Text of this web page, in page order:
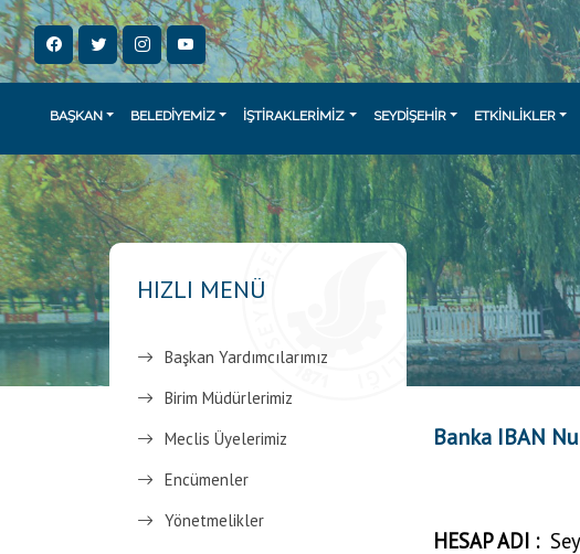
BAŞKAN BELEDİYEMİZ İŞTİRAKLERİMİZ SEYDİŞEHİR ETKINLIKLER
HIZLI MENÜ
Başkan Yardımcılarımız
Birim Müdürlerimiz
Meclis Üyelerimiz
Encümenler
Yönetmelikler
Banka IBAN
HESAP ADI :